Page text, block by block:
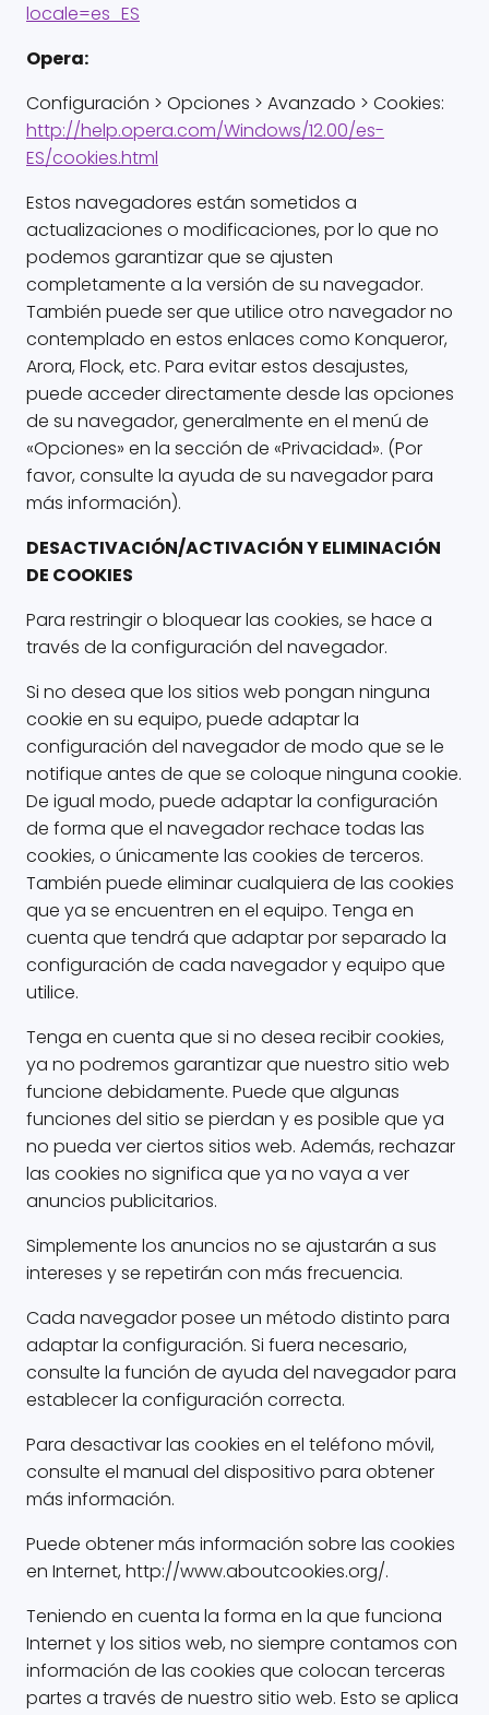
locale=es_ES
Opera:
Configuración > Opciones > Avanzado > Cookies:
http://help.opera.com/Windows/12.00/es-
ES/cookies.html
Estos navegadores están sometidos a
actualizaciones o modificaciones, por lo que no
podemos garantizar que se ajusten
completamente a la versión de su navegador.
También puede ser que utilice otro navegador no
contemplado en estos enlaces como Konqueror,
Arora, Flock, etc. Para evitar estos desajustes,
puede acceder directamente desde las opciones
de su navegador, generalmente en el menú de
«Opciones» en la sección de «Privacidad». (Por
favor, consulte la ayuda de su navegador para
más información).
DESACTIVACIÓN/ACTIVACIÓN Y ELIMINACIÓN
DE COOKIES
Para restringir o bloquear las cookies, se hace a
través de la configuración del navegador.
Si no desea que los sitios web pongan ninguna
cookie en su equipo, puede adaptar la
configuración del navegador de modo que se le
notifique antes de que se coloque ninguna cookie.
De igual modo, puede adaptar la configuración
de forma que el navegador rechace todas las
cookies, o únicamente las cookies de terceros.
También puede eliminar cualquiera de las cookies
que ya se encuentren en el equipo. Tenga en
cuenta que tendrá que adaptar por separado la
configuración de cada navegador y equipo que
utilice.
Tenga en cuenta que si no desea recibir cookies,
ya no podremos garantizar que nuestro sitio web
funcione debidamente. Puede que algunas
funciones del sitio se pierdan y es posible que ya
no pueda ver ciertos sitios web. Además, rechazar
las cookies no significa que ya no vaya a ver
anuncios publicitarios.
Simplemente los anuncios no se ajustarán a sus
intereses y se repetirán con más frecuencia.
Cada navegador posee un método distinto para
adaptar la configuración. Si fuera necesario,
consulte la función de ayuda del navegador para
establecer la configuración correcta.
Para desactivar las cookies en el teléfono móvil,
consulte el manual del dispositivo para obtener
más información.
Puede obtener más información sobre las cookies
en Internet, http://www.aboutcookies.org/.
Teniendo en cuenta la forma en la que funciona
Internet y los sitios web, no siempre contamos con
información de las cookies que colocan terceras
partes a través de nuestro sitio web. Esto se aplica